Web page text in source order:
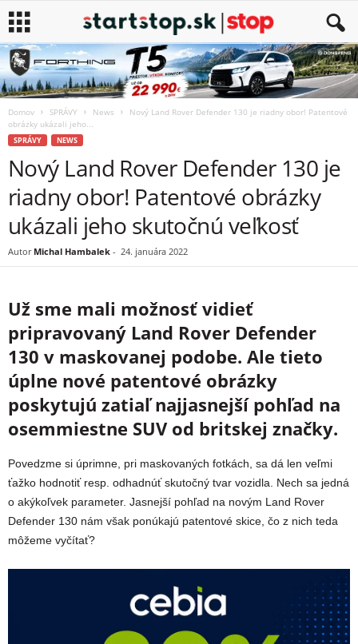
Domov SPRÁVY News
Nový Land Rover Defender 130 je riadny obor! Patentové
obrázky ukázali jeho...
SPRÁVY NEWS
Nový Land Rover Defender 130 je
riadny obor! Patentové obrázky
ukázali jeho skutočnú veľkosť
Autor Michal Hambalek - 24. januára 2022
Už sme mali možnosť vidieť
pripravovaný Land Rover Defender
130 v maskovanej podobe. Ale tieto
úplne nové patentové obrázky
poskytujú zatiaľ najjasnejší pohľad na
osemmiestne SUV od britskej značky.
Povedzme si úprimne, pri maskovaných fotkách, sa dá len veľmi
ťažko hodnotiť resp. odhadnúť skutočný tvar vozidla. Nech sa jedná
o akýkoľvek parameter. Jasnejší pohľad na novým Land Rover
Defender 130 nám však ponúkajú patentové skice, čo z nich teda
môžeme vyčítať?